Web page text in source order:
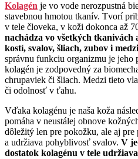
Kolagén je vo vode nerozpustná
stavebnou hmotou tkanív. Tvorí
v tele človeka, v koži dokonca až
nachádza vo všetkých tkanivách
kostí, svalov, šliach, zubov i
správnu funkciu organizmu je jeho
kolagén je zodpovedný za
chrupaviek či šliach. Medzi tieto
či odolnosť v ťahu.
Vďaka kolagénu je naša koža
pomáha v neustálej obnove
dôležitý len pre pokožku, ale aj
a udržiava pohyblivosť svalov. V
dostatok kolagénu v tele